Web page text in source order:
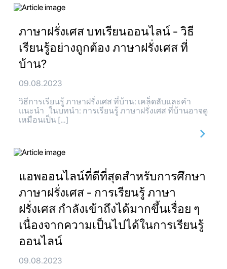
ภาษาฝรั่งเศส บทเรียนออนไลน์ - วิธี
เรียนรู้อย่างถูกต้อง ภาษาฝรั่งเศส ที่
บ้าน?
09.08.2023
วิธีการเรียนรู้ ภาษาฝรั่งเศส ที่บ้าน: เคล็ดลับและคำ
แนะนำ ในบทนำ: การเรียนรู้ ภาษาฝรั่งเศส ที่บ้านอาจดู
เหมือนเป็น […]
แอพออนไลน์ที่ดีที่สุดสำหรับการศึกษา
ภาษาฝรั่งเศส - การเรียนรู้ ภาษา
ฝรั่งเศส กำลังเข้าถึงได้มากขึ้นเรื่อย ๆ
เนื่องจากความเป็นไปได้ในการเรียนรู้
ออนไลน์
09.08.2023